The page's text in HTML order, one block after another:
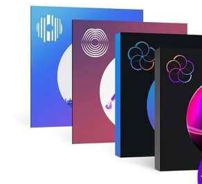
ドラム
キーボード
管楽器